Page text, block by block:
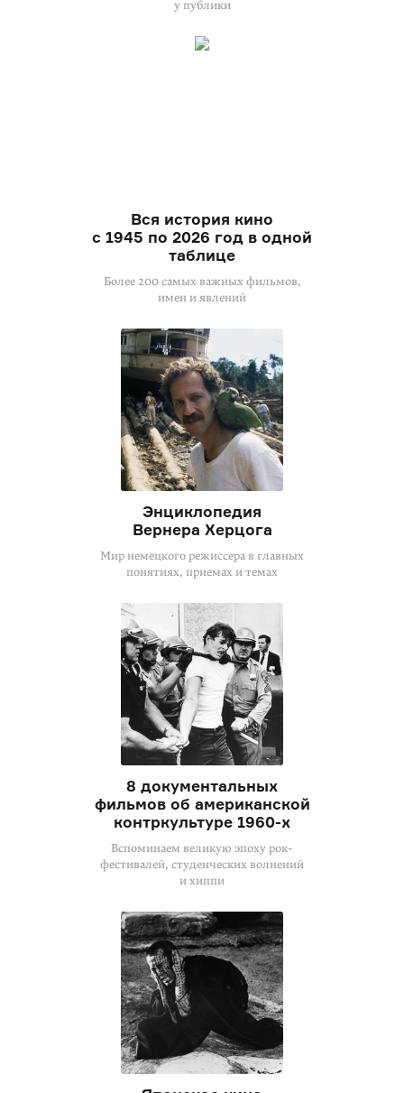
у публики
Вся история кино
с 1945 по 2026 год в одной
таблице
Более 200 самых важных фильмов,
имен и явлений
Энциклопедия
Вернера Херцога
Мир немецкого режиссера в главных
понятиях, приемах и темах
8 документальных
фильмов об американской
контркультуре 1960-х
Вспоминаем великую эпоху рок-
фестивалей, студенческих волнений
и хиппи